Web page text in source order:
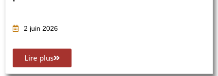
2 juin 2026
Lire plus